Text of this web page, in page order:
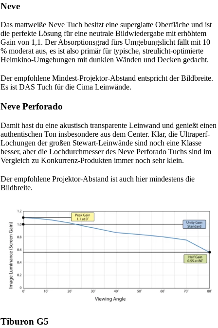
Neve
Das mattweiße Neve Tuch besitzt eine superglatte Oberfläche und ist
die perfekte Lösung für eine neutrale Bildwiedergabe mit erhöhtem
Gain von 1,1. Der Absorptionsgrad fürs Umgebungslicht fällt mit 10
% moderat aus, es ist also primär für typische, streulicht-optimierte
Heimkino-Umgebungen mit dunklen Wänden und Decken gedacht.
Der empfohlene Mindest-Projektor-Abstand entspricht der Bildbreite.
Es ist DAS Tuch für die Cima Leinwände.
Neve Perforado
Damit hast du eine akustisch transparente Leinwand und genießt einen
authentischen Ton insbesondere aus dem Center. Klar, die Ultraperf-
Lochungen der großen Stewart-Leinwände sind noch eine Klasse
besser, aber die Lochdurchmesser des Neve Perforado Tuchs sind im
Vergleich zu Konkurrenz-Produkten immer noch sehr klein.
Der empfohlene Projektor-Abstand ist auch hier mindestens die
Bildbreite.
Tiburon G5